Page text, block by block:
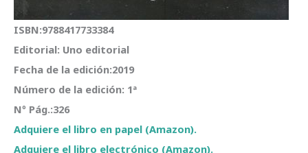
ISBN:9788417733384
Editorial: Uno editorial
Fecha de la edición:2019
Número de la edición: 1ª
Nº Pág.:326
Adquiere el libro en papel (Amazon).
Adquiere el libro electrónico (Amazon).